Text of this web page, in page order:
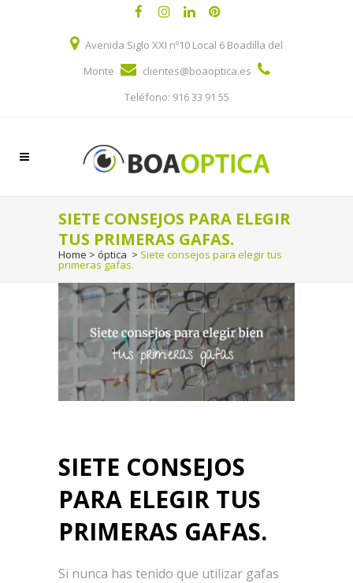
Avenida Siglo XXI nº10 Local 6 Boadilla del
Monte
clientes@boaoptica.es
Teléfono: 916 33 91 55
SIETE CONSEJOS PARA ELEGIR
TUS PRIMERAS GAFAS.
Home > óptica > Siete consejos para elegir tus
primeras gafas.
SIETE CONSEJOS
PARA ELEGIR TUS
PRIMERAS GAFAS.
Si nunca has tenido que utilizar gafas